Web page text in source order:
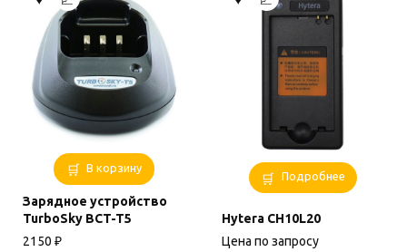
В корзину
Зарядное устройство
TurboSky BCT-T5
2150 ₽
Подробнее
Hytera CH10L20
Цена по запросу